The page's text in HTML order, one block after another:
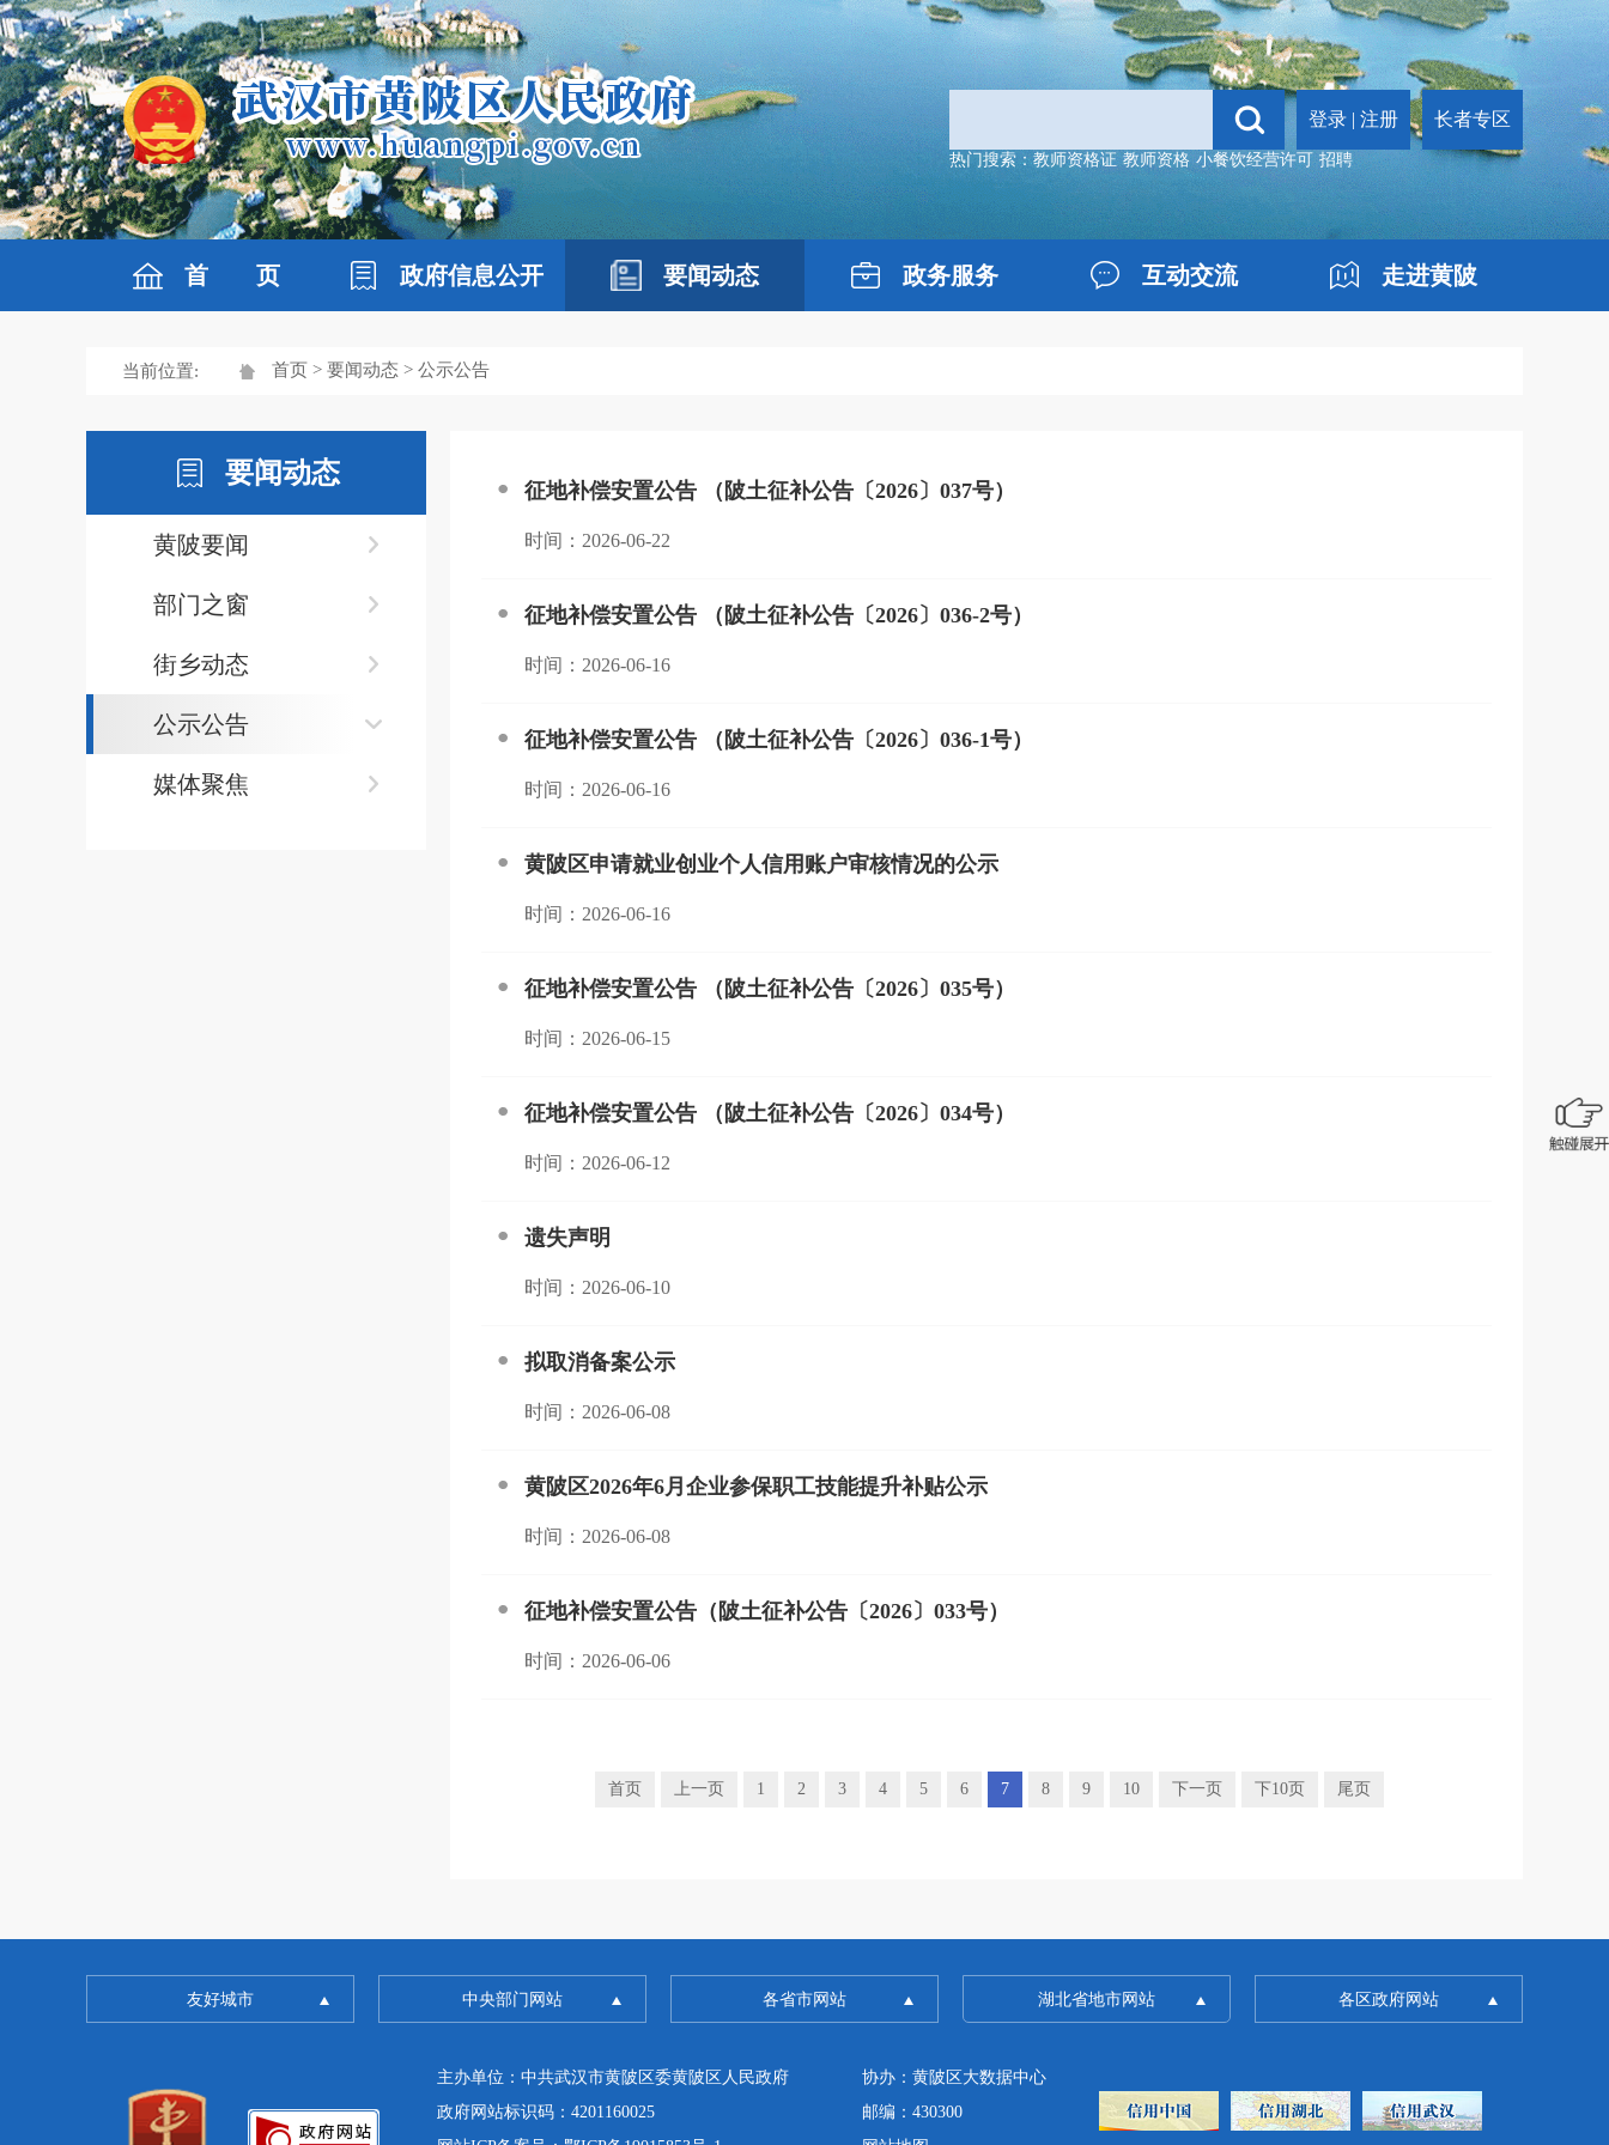
登录 | 注册 长者专区
热门搜索：教师资格证 教师资格 小餐饮经营许可 招聘
首 页 政府信息公开 要闻动态 政务服务 互动交流 走进黄陂
当前位置: 首页 > 要闻动态 > 公示公告
要闻动态
黄陂要闻
部门之窗
街乡动态
公示公告
媒体聚焦
征地补偿安置公告 （陂土征补公告〔2026〕037号）
时间：2026-06-22
征地补偿安置公告 （陂土征补公告〔2026〕036-2号）
时间：2026-06-16
征地补偿安置公告 （陂土征补公告〔2026〕036-1号）
时间：2026-06-16
黄陂区申请就业创业个人信用账户审核情况的公示
时间：2026-06-16
征地补偿安置公告 （陂土征补公告〔2026〕035号）
时间：2026-06-15
征地补偿安置公告 （陂土征补公告〔2026〕034号）
时间：2026-06-12
遗失声明
时间：2026-06-10
拟取消备案公示
时间：2026-06-08
黄陂区2026年6月企业参保职工技能提升补贴公示
时间：2026-06-08
征地补偿安置公告（陂土征补公告〔2026〕033号）
时间：2026-06-06
首页 上一页 1 2 3 4 5 6 7 8 9 10 下一页 下10页 尾页
友好城市 中央部门网站 各省市网站 湖北省地市网站 各区政府网站
主办单位：中共武汉市黄陂区委黄陂区人民政府
协办：黄陂区大数据中心
政府网站标识码：4201160025
邮编：430300